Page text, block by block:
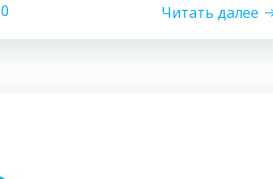
0 Читать далее